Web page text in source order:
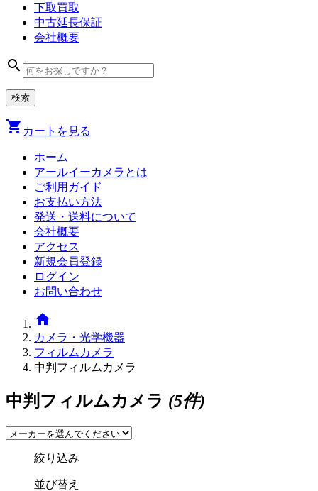
下取買取
中古延長保証
会社概要
search
shopping_cart カートを見る
ホーム
アールイーカメラとは
ご利用ガイド
お支払い方法
発送・送料について
会社概要
アクセス
新規会員登録
ログイン
お問い合わせ
home
カメラ・光学機器
フィルムカメラ
中判フィルムカメラ
中判フィルムカメラ (5件)
絞り込み
並び替え